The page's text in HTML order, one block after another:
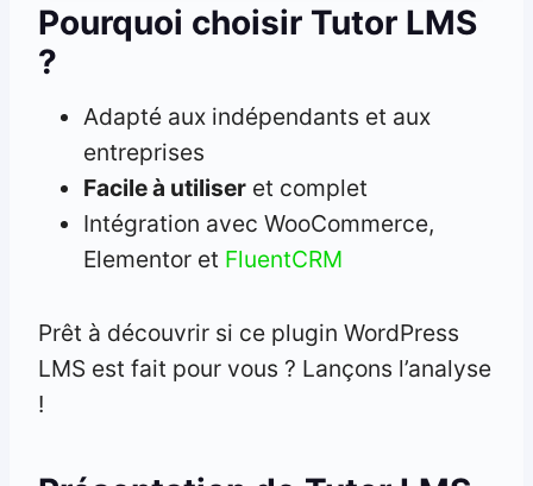
Pourquoi choisir Tutor LMS
?
Adapté aux indépendants et aux
entreprises
Facile à utiliser et complet
Intégration avec WooCommerce,
Elementor et FluentCRM
Prêt à découvrir si ce plugin WordPress
LMS est fait pour vous ? Lançons l’analyse
!